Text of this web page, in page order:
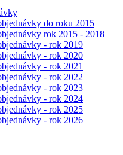
do roku 2015
rok 2015 - 2018
- rok 2019
- rok 2020
- rok 2021
- rok 2022
- rok 2023
- rok 2024
- rok 2025
- rok 2026